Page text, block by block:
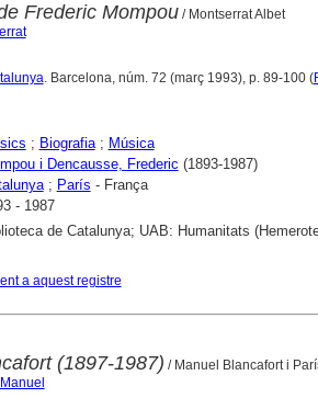
Frederic Mompou/ Montserrat Albet
. Barcelona, núm. 72 (març 1993), p. 89-100 (
; Biografia; Música
i Dencausse, Frederic (1893-1987)
; París - França
- 1987
de Catalunya; UAB: Humanitats
a aquest registre
(1897-1987) / Manuel Blancafort i